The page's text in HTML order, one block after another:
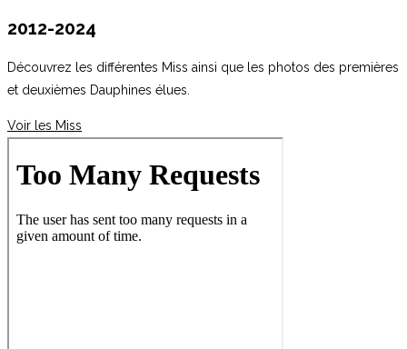
2012-2024
Découvrez les différentes Miss ainsi que les photos des premières
et deuxièmes Dauphines élues.
Voir les Miss